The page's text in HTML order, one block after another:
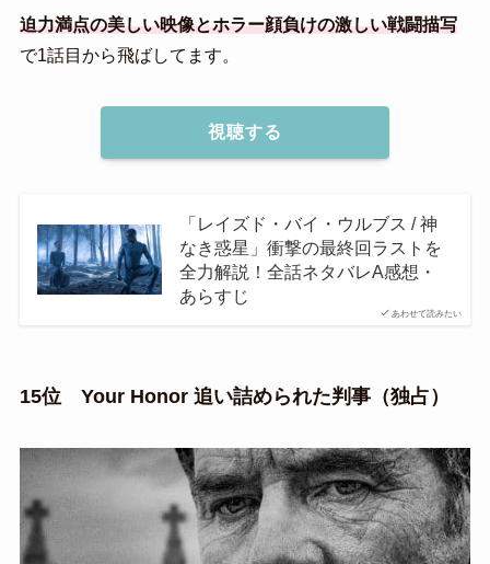
迫力満点の美しい映像とホラー顔負けの激しい戦闘描写
で1話目から飛ばしてます。
視聴する
あわせて読みたい
「レイズド・バイ・ウルブス / 神
なき惑星」衝撃の最終回ラストを
全力解説！全話ネタバレA感想・
あらすじ
15位 Your Honor 追い詰められた判事（独占）